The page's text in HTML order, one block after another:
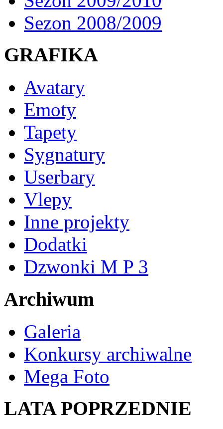
Sezon 2008/2009
GRAFIKA
Avatary
Emoty
Tapety
Sygnatury
Userbary
Vlepy
Inne projekty
Dodatki
Dzwonki M P 3
Archiwum
Galeria
Konkursy archiwalne
Mega Foto
LATA POPRZEDNIE